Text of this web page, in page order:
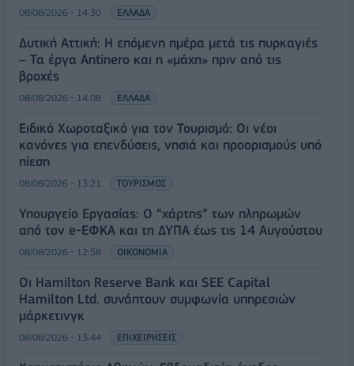
08/08/2026 - 14:30 ΕΛΛΑΔΑ
Δυτική Αττική: Η επόμενη ημέρα μετά τις πυρκαγιές
– Τα έργα Antinero και η «μάχη» πριν από τις
βροχές
08/08/2026 - 14:08 ΕΛΛΑΔΑ
Ειδικό Χωροταξικό για τον Τουρισμό: Οι νέοι
κανόνες για επενδύσεις, νησιά και προορισμούς υπό
πίεση
08/08/2026 - 13:21 ΤΟΥΡΙΣΜΟΣ
Υπουργείο Εργασίας: Ο “χάρτης” των πληρωμών
από τον e-ΕΦΚΑ και τη ΔΥΠΑ έως τις 14 Αυγούστου
08/08/2026 - 12:58 ΟΙΚΟΝΟΜΙΑ
Οι Hamilton Reserve Bank και SEE Capital
Hamilton Ltd. συνάπτουν συμφωνία υπηρεσιών
μάρκετινγκ
08/08/2026 - 13:44 ΕΠΙΧΕΙΡΗΣΕΙΣ